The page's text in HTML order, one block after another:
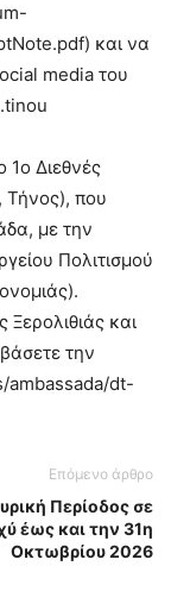
και να
media του
1ο Διεθνές
Τήνος), που
με την
Πολιτισμού
και
την
dt-
Επόμενο άρθρο
Περίοδος σε
έως και την 31η
Οκτωβρίου 2026